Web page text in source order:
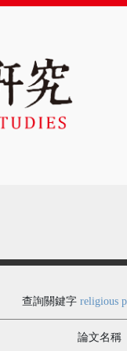
查詢關鍵字 religious
論文名稱